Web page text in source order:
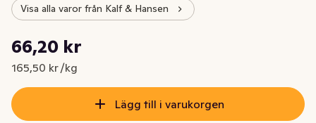
Visa alla varor från Kalf & Hansen
Nuvarande pris är: 66,20 kr
66,20 kr
165,50 kr /kg
Styckpris: 165,50 kr /kg
Lägg till i varukorgen